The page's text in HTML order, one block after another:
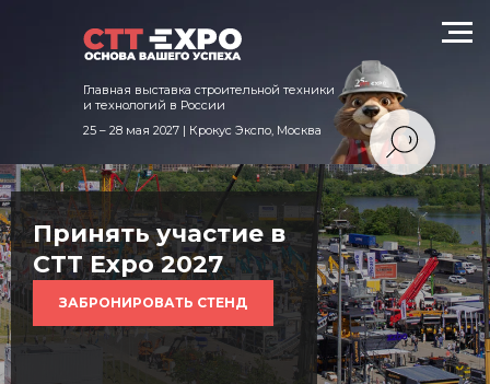
Главная выставка строительной техники
и технологий в России
25 – 28 мая 2027 | Крокус Экспо, Москва
Принять участие в
CTT Expo 2027
ЗАБРОНИРОВАТЬ СТЕНД